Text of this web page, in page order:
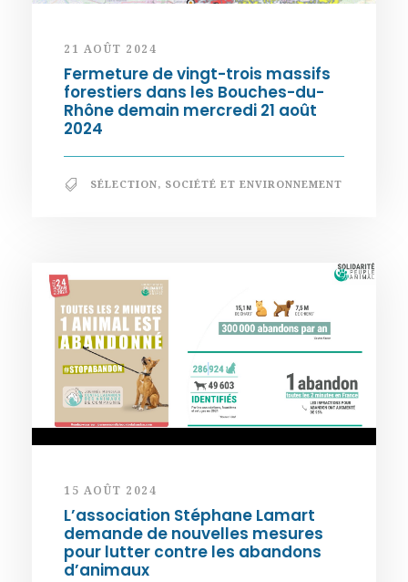
21 AOÛT 2024
Fermeture de vingt-trois massifs
forestiers dans les Bouches-du-
Rhône demain mercredi 21 août
2024
SÉLECTION, SOCIÉTÉ ET ENVIRONNEMENT
15 AOÛT 2024
L’association Stéphane Lamart
demande de nouvelles mesures
pour lutter contre les abandons
d’animaux